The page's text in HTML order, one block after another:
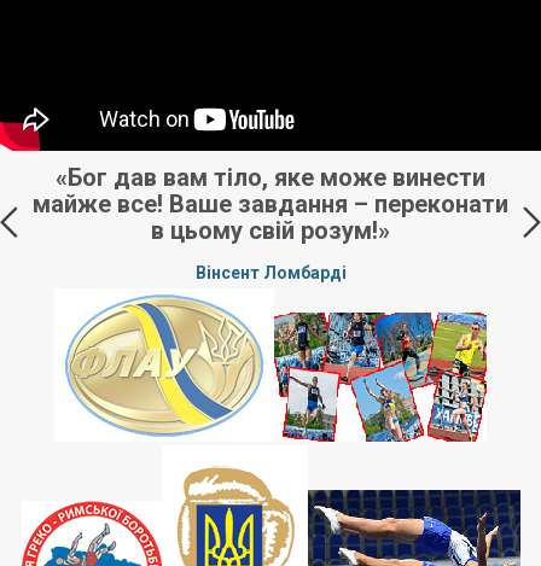
«Бог дав вам тіло, яке може винести
майже все! Ваше завдання – переконати
в цьому свій розум!»
Вінсент Ломбарді